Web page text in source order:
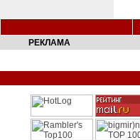
РЕКЛАМА